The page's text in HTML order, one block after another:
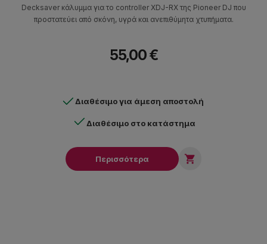
Decksaver κάλυμμα για το controller XDJ-RX της Pioneer DJ που
προστατεύει από σκόνη, υγρά και ανεπιθύμητα χτυπήματα.
55,00 €
Διαθέσιμο για άμεση αποστολή
Διαθέσιμο στο κατάστημα
Περισσότερα 